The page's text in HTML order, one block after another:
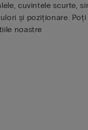
cuvintele scurte,
și poziționare.
noastre